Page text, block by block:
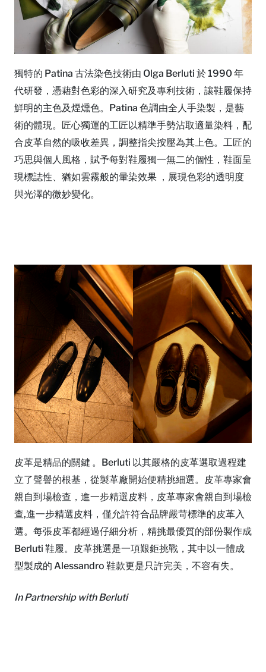
獨特的 Patina 古法染色技術由 Olga Berluti 於 1990 年
代研發，憑藉對色彩的深入研究及專利技術，讓鞋履保持
鮮明的主色及煙燻色。Patina 色調由全人手染製，是藝
術的體現。匠心獨運的工匠以精準手勢沾取適量染料，配
合皮革自然的吸收差異，調整指尖按壓為其上色。工匠的
巧思與個人風格，賦予每對鞋履獨一無二的個性，鞋面呈
現標誌性、猶如雲霧般的暈染效果 ，展現色彩的透明度
與光澤的微妙變化。
皮革是精品的關鍵 。Berluti 以其嚴格的皮革選取過程建
立了聲譽的根基，從製革廠開始便精挑細選。皮革專家會
親自到場檢查，進一步精選皮料，皮革專家會親自到場檢
查,進一步精選皮料，僅允許符合品牌嚴苛標準的皮革入
選。每張皮革都經過仔細分析，精挑最優質的部份製作成
Berluti 鞋履。皮革挑選是一項艱鉅挑戰，其中以一體成
型製成的 Alessandro 鞋款更是只許完美，不容有失。
In Partnership with Berluti